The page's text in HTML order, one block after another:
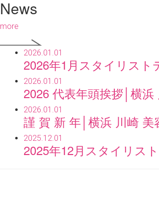
News
more
2026.01.01
2026年1月スタイリスト
2026.01.01
2026 代表年頭挨拶│横
2026.01.01
謹 賀 新 年│横浜 川崎
2025.12.01
2025年12月スタイリス